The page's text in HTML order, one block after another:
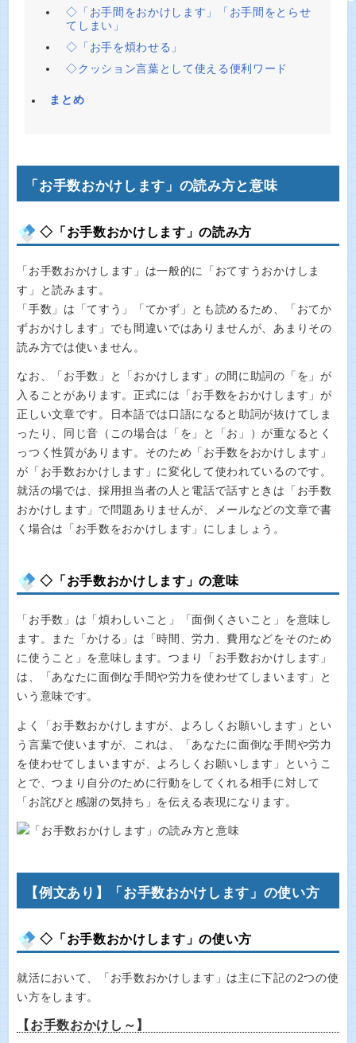
◇「お手間をおかけします」「お手間をとらせ
てしまい」
◇「お手を煩わせる」
◇クッション言葉として使える便利ワード
まとめ
「お手数おかけします」の読み方と意味
◇「お手数おかけします」の読み方
「お手数おかけします」は一般的に「おてすうおかけしま
す」と読みます。
「手数」は「てすう」「てかず」とも読めるため、「おてか
ずおかけします」でも間違いではありませんが、あまりその
読み方では使いません。
なお、「お手数」と「おかけします」の間に助詞の「を」が
入ることがあります。正式には「お手数をおかけします」が
正しい文章です。日本語では口語になると助詞が抜けてしま
ったり、同じ音（この場合は「を」と「お」）が重なるとく
っつく性質があります。そのため「お手数をおかけします」
が「お手数おかけします」に変化して使われているのです。
就活の場では、採用担当者の人と電話で話すときは「お手数
おかけします」で問題ありませんが、メールなどの文章で書
く場合は「お手数をおかけします」にしましょう。
◇「お手数おかけします」の意味
「お手数」は「煩わしいこと」「面倒くさいこと」を意味し
ます。また「かける」は「時間、労力、費用などをそのため
に使うこと」を意味します。つまり「お手数おかけします」
は、「あなたに面倒な手間や労力を使わせてしまいます」と
いう意味です。
よく「お手数おかけしますが、よろしくお願いします」とい
う言葉で使いますが、これは、「あなたに面倒な手間や労力
を使わせてしまいますが、よろしくお願いします」というこ
とで、つまり自分のために行動をしてくれる相手に対して
「お詫びと感謝の気持ち」を伝える表現になります。
【例文あり】「お手数おかけします」の使い方
◇「お手数おかけします」の使い方
就活において、「お手数おかけします」は主に下記の2つの使
い方をします。
【お手数おかけし～】